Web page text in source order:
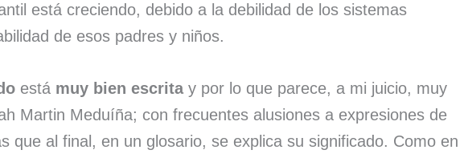
está creciendo, debido a la debilidad de los sistemas
de esos padres y niños.
está muy bien escritay por lo que parece, a mi juicio, muy
Martin Meduíña; con frecuentes alusiones a expresiones de
que al final, en un glosario, se explica su significado. Como en